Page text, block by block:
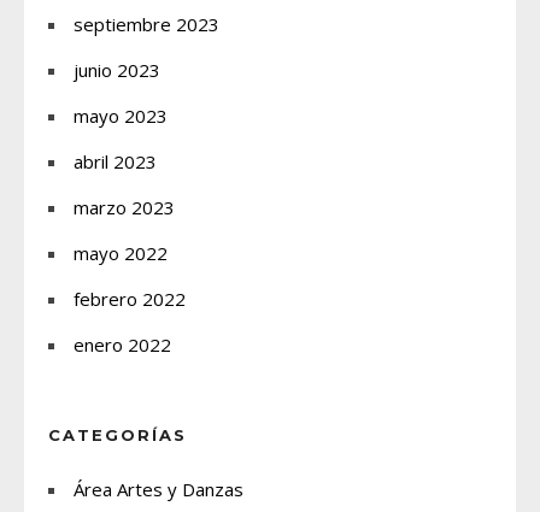
septiembre 2023
junio 2023
mayo 2023
abril 2023
marzo 2023
mayo 2022
febrero 2022
enero 2022
CATEGORÍAS
Área Artes y Danzas